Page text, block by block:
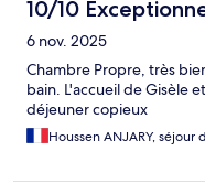
10/10
6 nov. 2025
Chambre Propre, très
bain. L'accueil de Gisèle
déjeuner copieux
Houssen ANJARY, séjour